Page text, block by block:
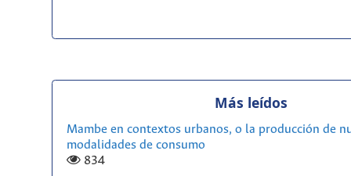
Más leídos
Mambe en contextos urbanos, o la producción de
modalidades de consumo
834